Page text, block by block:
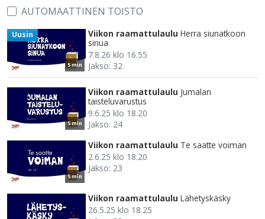
AUTOMAATTINEN TOISTO
5 min
Uusin Viikon raamattulaulu Herra siunatkoon
sinua
7.8.26 klo 16.55
Jakso: 32
5 min
Viikon raamattulaulu Jumalan
taisteluvarustus
9.6.25 klo 18.20
Jakso: 24
5 min
Viikon raamattulaulu Te saatte voiman
2.6.25 klo 18.20
Jakso: 23
Viikon raamattulaulu Lähetyskäsky
26.5.25 klo 18.25